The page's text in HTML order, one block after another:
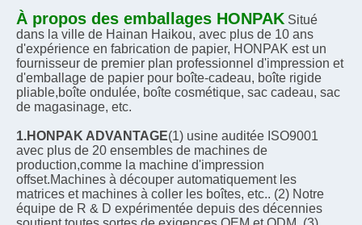
À propos des emballages HONPAK Situé
dans la ville de Hainan Haikou, avec plus de 10 ans
d'expérience en fabrication de papier, HONPAK est un
fournisseur de premier plan professionnel d'impression et
d'emballage de papier pour boîte-cadeau, boîte rigide
pliable,boîte ondulée, boîte cosmétique, sac cadeau, sac
de magasinage, etc.
1.HONPAK ADVANTAGE(1) usine auditée ISO9001
avec plus de 20 ensembles de machines de
production,comme la machine d'impression
offset.Machines à découper automatiquement les
matrices et machines à coller les boîtes, etc.. (2) Notre
équipe de R & D expérimentée depuis des décennies